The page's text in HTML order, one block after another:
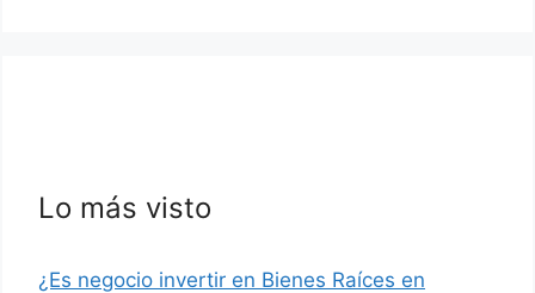
Lo más visto
¿Es negocio invertir en Bienes Raíces en